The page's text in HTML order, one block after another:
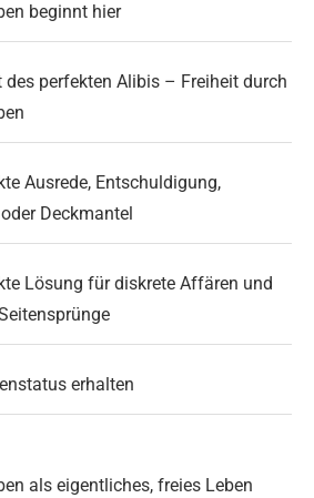
beginnt hier
des perfekten Alibis – Freiheit durch
Ausrede, Entschuldigung,
Deckmantel
Lösung für diskrete Affären und
erhalten
als eigentliches, freies Leben